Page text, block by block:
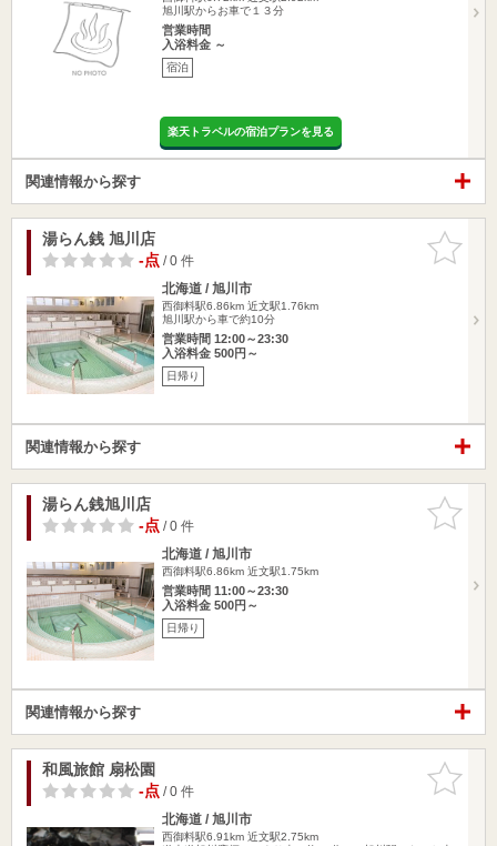
旭川駅からお車で１３分
営業時間
入浴料金 ～
宿泊
楽天トラベルの宿泊プランを見る
関連情報から探す
お気に入
りに追加
湯らん銭 旭川店
-点/ 0 件
北海道 / 旭川市
西御料駅6.86km 近文駅1.76km
旭川駅から車で約10分
営業時間 12:00～23:30
入浴料金 500円～
日帰り
関連情報から探す
お気に入
りに追加
湯らん銭旭川店
-点/ 0 件
北海道 / 旭川市
西御料駅6.86km 近文駅1.75km
営業時間 11:00～23:30
入浴料金 500円～
日帰り
関連情報から探す
お気に入
りに追加
和風旅館 扇松園
-点/ 0 件
北海道 / 旭川市
西御料駅6.91km 近文駅2.75km